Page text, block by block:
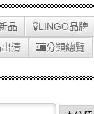
品
LINGO品牌
清 分類總覽